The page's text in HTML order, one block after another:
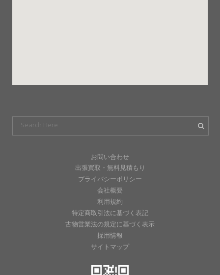
お問い合わせ
出張買取・無料見積もり
プライバシーポリシー
会社概要
利用規約
特定商取引法に基づく表記
古物営業法の規定に基づく表示
採用情報
サイトマップ